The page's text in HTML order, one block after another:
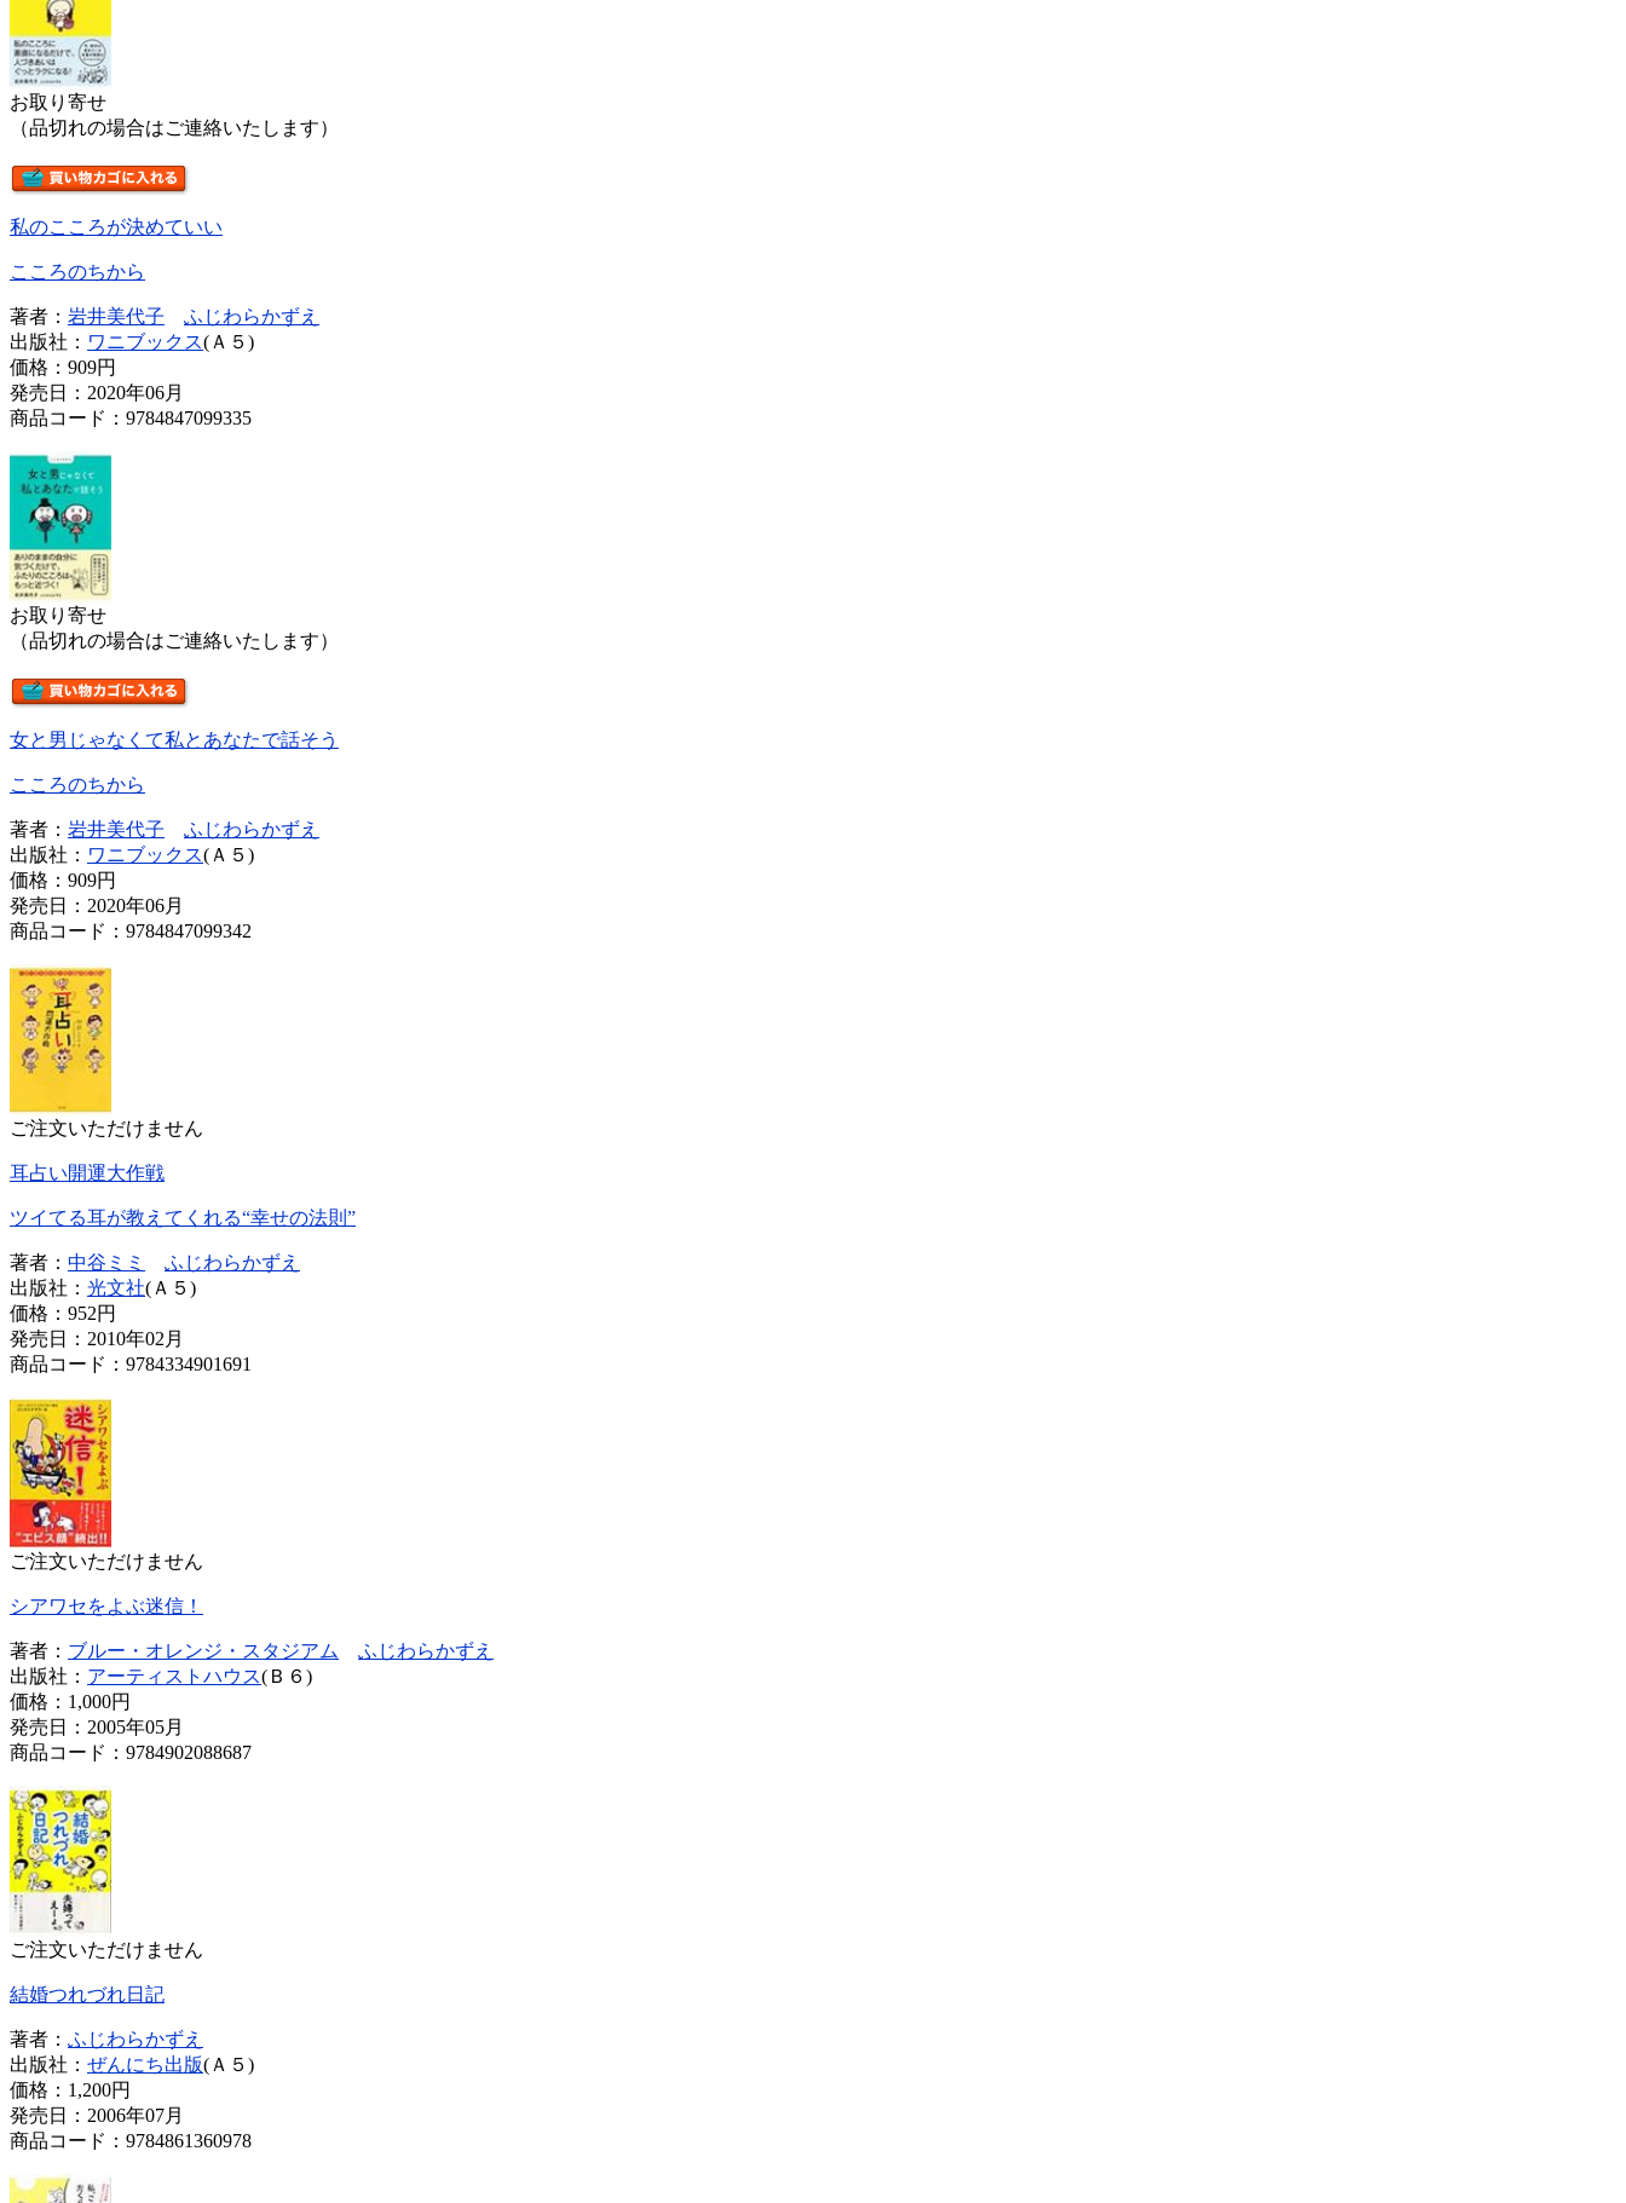
お取り寄せ
（品切れの場合はご連絡いたします）
私のこころが決めていい
こころのちから
著者： 岩井美代子
ふじわらかずえ
出版社： ワニブックス(Ａ５)
価格： 909円
発売日：2020年06月
商品コード：9784847099335
お取り寄せ
（品切れの場合はご連絡いたします）
女と男じゃなくて私とあなたで話そう
こころのちから
著者： 岩井美代子
ふじわらかずえ
出版社： ワニブックス(Ａ５)
価格： 909円
発売日：2020年06月
商品コード：9784847099342
ご注文いただけません
耳占い開運大作戦
ツイてる耳が教えてくれる“幸せの法則”
著者： 中谷ミミ
ふじわらかずえ
出版社： 光文社(Ａ５)
価格： 952円
発売日：2010年02月
商品コード：9784334901691
ご注文いただけません
シアワセをよぶ迷信！
著者： ブルー・オレンジ・スタジアム
ふじわらかずえ
出版社： アーティストハウス(Ｂ６)
価格： 1,000円
発売日：2005年05月
商品コード：9784902088687
ご注文いただけません
結婚つれづれ日記
著者： ふじわらかずえ
出版社： ぜんにち出版(Ａ５)
価格： 1,200円
発売日：2006年07月
商品コード：9784861360978